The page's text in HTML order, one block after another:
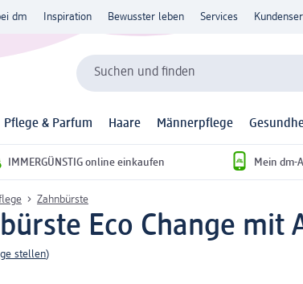
dm Inspiration Bewusster leben Services
Suchen und finden
Pflege & Parfum Haare Männerpflege
IMMERGÜNSTIG online einkaufen Mein dm-
Zahnbürste
Eco Change mit
stellen)